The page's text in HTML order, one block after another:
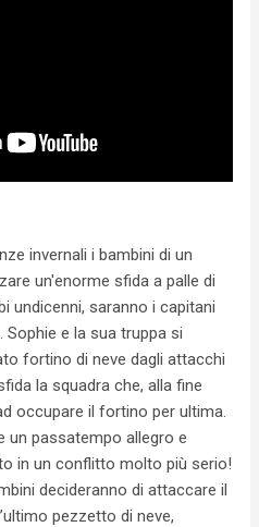
invernali i bambini di un
un'enorme sfida a palle di
undicenni, saranno i capitani
Sophie e la sua truppa si
fortino di neve dagli attacchi
la squadra che, alla fine
occupare il fortino per ultima.
un passatempo allegro e
in un conflitto molto più serio!
decideranno di attaccare il
pezzetto di neve,